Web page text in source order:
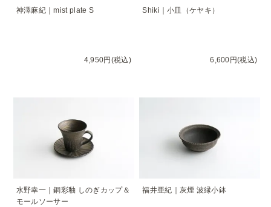
神澤麻紀｜mist plate S
4,950円(税込)
Shiki｜小皿（ケヤキ）
6,600円(税込)
水野幸一｜銅彩釉 しのぎカップ＆
モールソーサー
福井亜紀｜灰煙 波縁小鉢